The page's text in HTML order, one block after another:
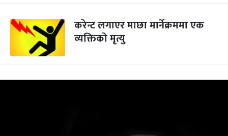
करेन्ट लगाएर माछा मार्नेक्रममा एक
व्यक्तिको मृत्यु